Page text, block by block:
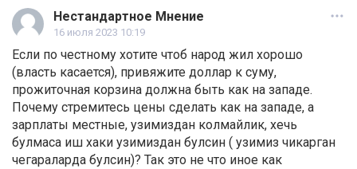
Нестандартное Мнение
16 июля 2023 10:19
Если по честному хотите чтоб народ жил хорошо
(власть касается), привяжите доллар к суму,
прожиточная корзина должна быть как на западе.
Почему стремитесь цены сделать как на западе, а
зарплаты местные, узимиздан колмайлик, хечь
булмаса иш хаки узимиздан булсин ( узимиз чикарган
чегараларда булсин)? Так это не что иное как